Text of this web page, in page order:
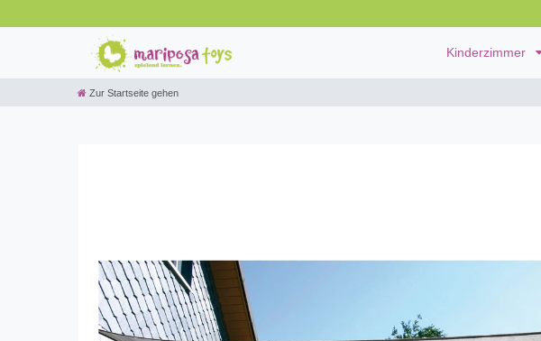
Kinderzimmer
Zur Startseite gehen